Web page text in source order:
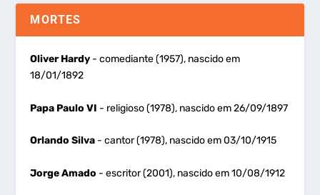
MORTES
Oliver Hardy - comediante (1957), nascido em
18/01/1892
Papa Paulo VI - religioso (1978), nascido em 26/09/1897
Orlando Silva - cantor (1978), nascido em 03/10/1915
Jorge Amado - escritor (2001), nascido em 10/08/1912